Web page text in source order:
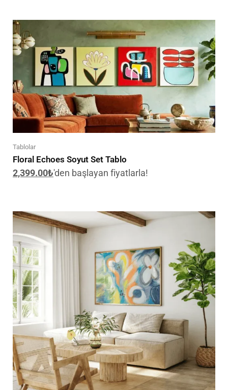
Tablolar
Floral Echoes Soyut Set Tablo
2,399.00₺'den başlayan fiyatlarla!